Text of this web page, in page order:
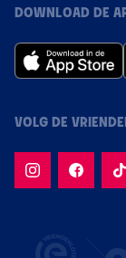
DOWNLOAD DE
VOLG DE